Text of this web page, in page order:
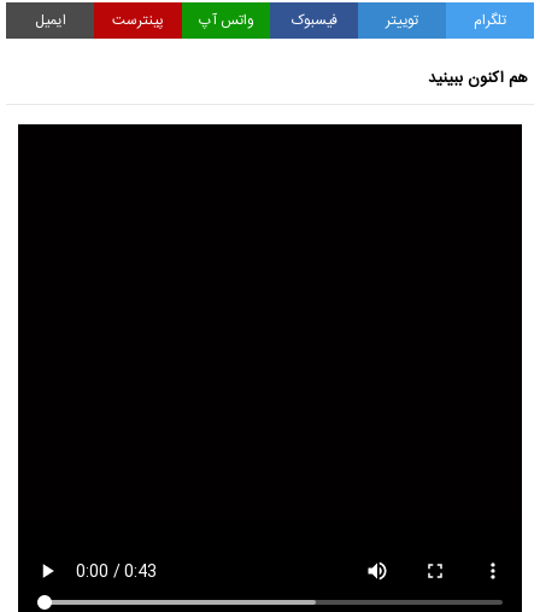
تلگرام توییتر فیسبوک واتس آپ پینترست ایمیل
هم اکنون ببینید